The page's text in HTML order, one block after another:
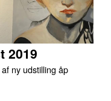
2019
ny udstilling åp